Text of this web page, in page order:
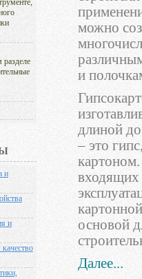
разделе
и
и
можно
и
длиной
– это
картоном.
входящих
основой
Далее...